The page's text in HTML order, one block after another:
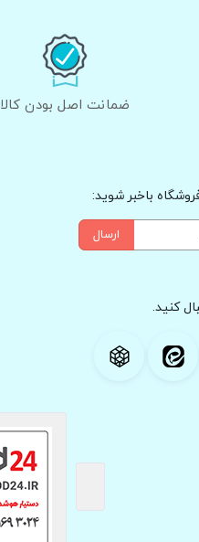
ضمانت اصل بودن کالا
باخبر شوید:
ارسال
کنید.